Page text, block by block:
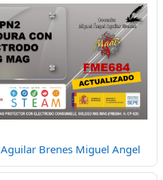
Aguilar Brenes Miguel Angel